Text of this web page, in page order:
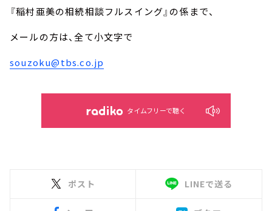
『稲村亜美の相続相談フルスイング』の係まで、
メールの方は、全て小文字で
souzoku@tbs.co.jp
タイムフリーで聴く
ポスト LINEで送る